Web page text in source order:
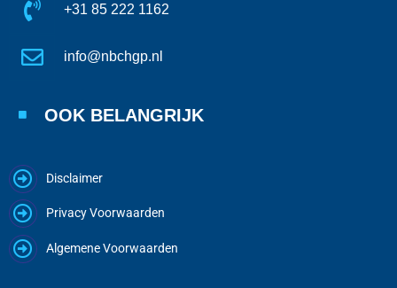
+31 85 222 1162
info@nbchgp.nl
OOK BELANGRIJK
Disclaimer
Privacy Voorwaarden
Algemene Voorwaarden